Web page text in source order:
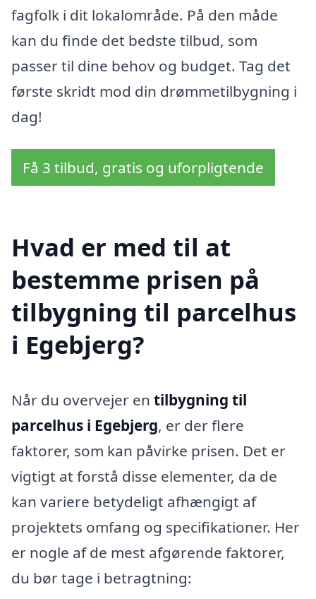
fagfolk i dit lokalområde. På den måde
kan du finde det bedste tilbud, som
passer til dine behov og budget. Tag det
første skridt mod din drømmetilbygning i
dag!
Få 3 tilbud, gratis og uforpligtende
Hvad er med til at
bestemme prisen på
tilbygning til parcelhus
i Egebjerg?
Når du overvejer en tilbygning til
parcelhus i Egebjerg, er der flere
faktorer, som kan påvirke prisen. Det er
vigtigt at forstå disse elementer, da de
kan variere betydeligt afhængigt af
projektets omfang og specifikationer. Her
er nogle af de mest afgørende faktorer,
du bør tage i betragtning: